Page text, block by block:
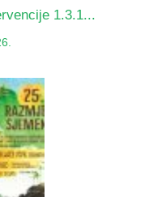
1.3.1...